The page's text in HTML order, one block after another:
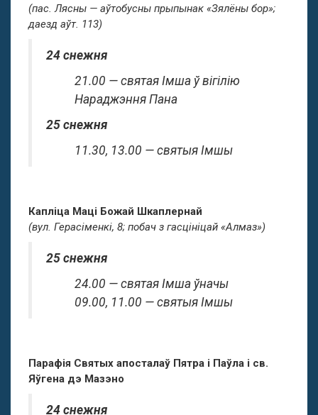
(пас. Лясны — аўтобусны прыпынак «Зялёны бор»;
даезд аўт. 113)
24 снежня
21.00 — святая Імша ў вігілію
Нараджэння Пана
25 снежня
11.30, 13.00 — святыя Імшы
Капліца Маці Божай Шкаплернай
(вул. Герасіменкі, 8; побач з гасцініцай «Алмаз»)
25 снежня
24.00 — святая Імша ўначы
09.00, 11.00 — святыя Імшы
Парафія Святых апосталаў Пятра і Паўла і св.
Яўгена дэ Мазэно
24 снежня